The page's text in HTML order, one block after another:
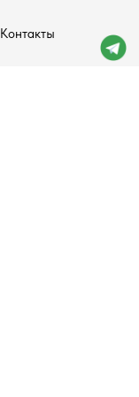
Контакты